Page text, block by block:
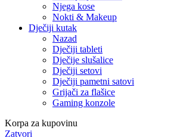
Njega kose
Nokti & Makeup
Dječiji kutak
Nazad
Dječiji tableti
Dječije slušalice
Dječiji setovi
Dječiji pametni satovi
Grijači za flašice
Gaming konzole
Korpa za kupovinu
Zatvori